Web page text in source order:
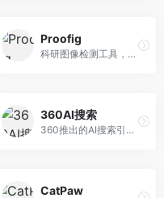
Proofig
科研图像检测工具，专注于学术图像完整性验证。面向科研人员，提供图像检测、重复分析、报告生成等服务，学术检测专业。
360AI搜索
360推出的AI搜索引擎，专注于安全智能搜索。面向普通用户，提供智能问答、网页搜索、内容整理等服务，安全防护能力强。
CatPaw